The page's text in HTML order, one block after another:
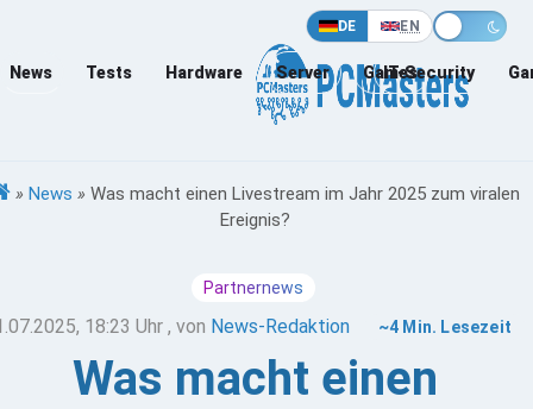
DE EN
News Tests Hardware Server Games
IT-Security
» News » Was macht einen Livestream im Jahr 2025 zum viralen
Ereignis?
Partnernews
18:23 Uhr , von News-Redaktion ~4 Min. Lesezeit
Was macht einen